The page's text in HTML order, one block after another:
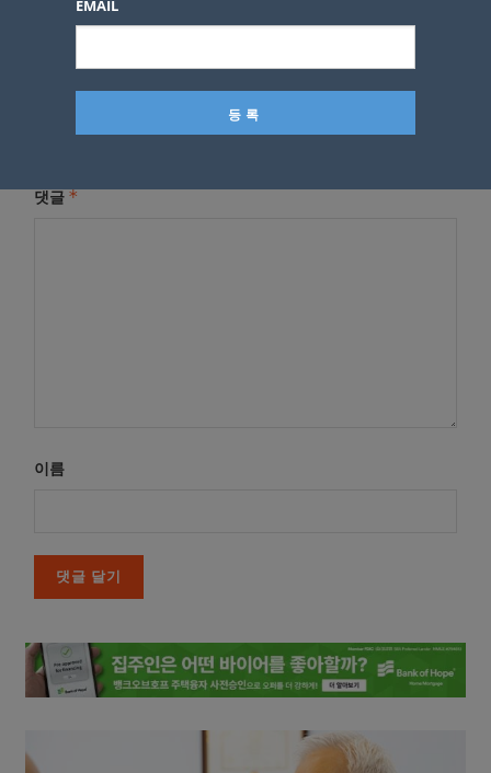
답글 남기기
이메일 주소는 공개되지 않습니다.
댓글 *
이름
EMAIL